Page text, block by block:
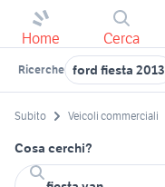
Home Cerca
Ricerche ford fiesta 2013
Subito Veicoli commerciali
Cosa cerchi?